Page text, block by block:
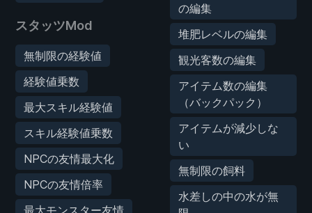
スタッツMod
無制限の経験値
経験値乗数
最大スキル経験値
スキル経験値乗数
NPCの友情最大化
NPCの友情倍率
最大モンスター友情
の編集
堆肥レベルの編集
観光客数の編集
アイテム数の編集
（バックパック）
アイテムが減少しな
い
無制限の飼料
水差しの中の水が無